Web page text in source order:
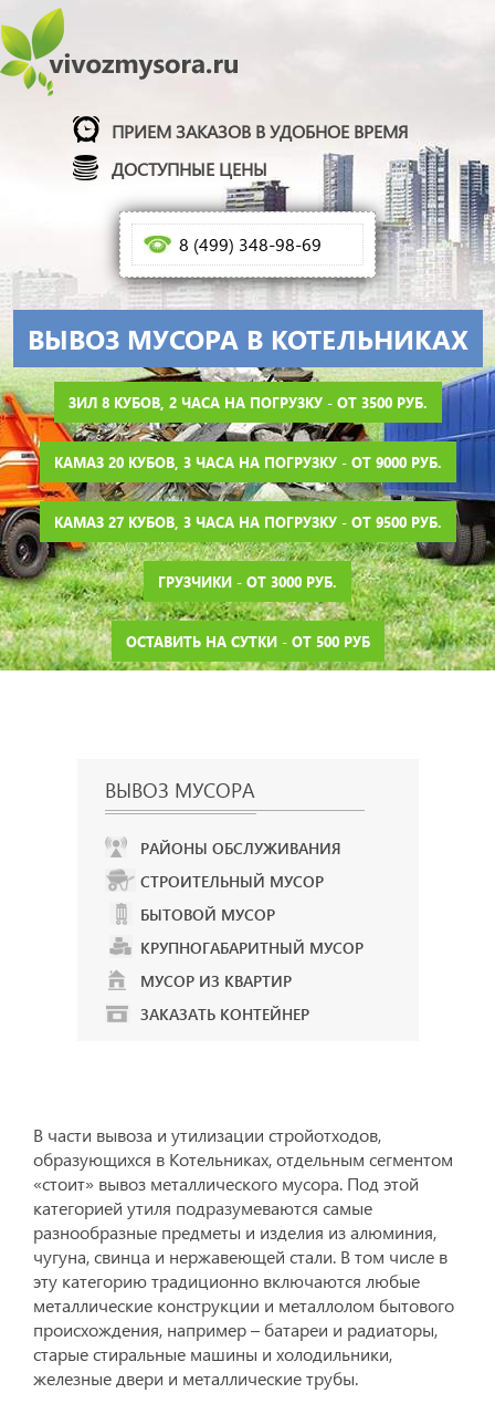
ПРИЕМ ЗАКАЗОВ В УДОБНОЕ ВРЕМЯ
ДОСТУПНЫЕ ЦЕНЫ
8 (499) 348-98-69
ВЫВОЗ МУСОРА В КОТЕЛЬНИКАХ
ЗИЛ 8 КУБОВ, 2 ЧАСА НА ПОГРУЗКУ - ОТ 3500 РУБ.
КАМАЗ 20 КУБОВ, 3 ЧАСА НА ПОГРУЗКУ - ОТ 9000 РУБ.
КАМАЗ 27 КУБОВ, 3 ЧАСА НА ПОГРУЗКУ - ОТ 9500 РУБ.
ГРУЗЧИКИ - ОТ 3000 РУБ.
ОСТАВИТЬ НА СУТКИ - ОТ 500 РУБ
ВЫВОЗ МУСОРА
РАЙОНЫ ОБСЛУЖИВАНИЯ
СТРОИТЕЛЬНЫЙ МУСОР
БЫТОВОЙ МУСОР
КРУПНОГАБАРИТНЫЙ МУСОР
МУСОР ИЗ КВАРТИР
ЗАКАЗАТЬ КОНТЕЙНЕР
В части вывоза и утилизации стройотходов,
образующихся в Котельниках, отдельным сегментом
«стоит» вывоз металлического мусора. Под этой
категорией утиля подразумеваются самые
разнообразные предметы и изделия из алюминия,
чугуна, свинца и нержавеющей стали. В том числе в
эту категорию традиционно включаются любые
металлические конструкции и металлолом бытового
происхождения, например – батареи и радиаторы,
старые стиральные машины и холодильники,
железные двери и металлические трубы.